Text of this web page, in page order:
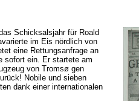
Schicksalsjahr für Roald
im Eis nördlich von
eine Rettungsanfrage an
sofort ein. Er startete am
von Tromsø gen
Nobile und sieben
dank einer internationalen